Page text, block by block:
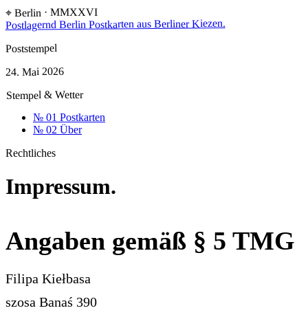
⌖ Berlin · MMXXVI
Postlagernd Berlin Postkarten aus Berliner Kiezen.
Poststempel
24. Mai 2026
Stempel & Wetter
№ 01 Postkarten
№ 02 Über
Rechtliches
Impressum.
Angaben gemäß § 5 TMG
Filipa Kiełbasa
szosa Banaś 390